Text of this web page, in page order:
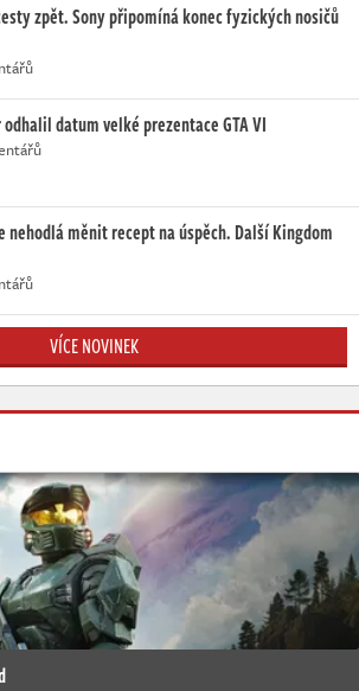
zpět. Sony připomíná konec fyzických nosičů
datum velké prezentace GTA VI
nehodlá měnit recept na úspěch. Další Kingdom
VÍCE NOVINEK